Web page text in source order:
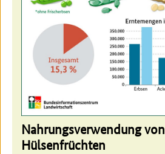
Nahrungsverwendung von
Hülsenfrüchten